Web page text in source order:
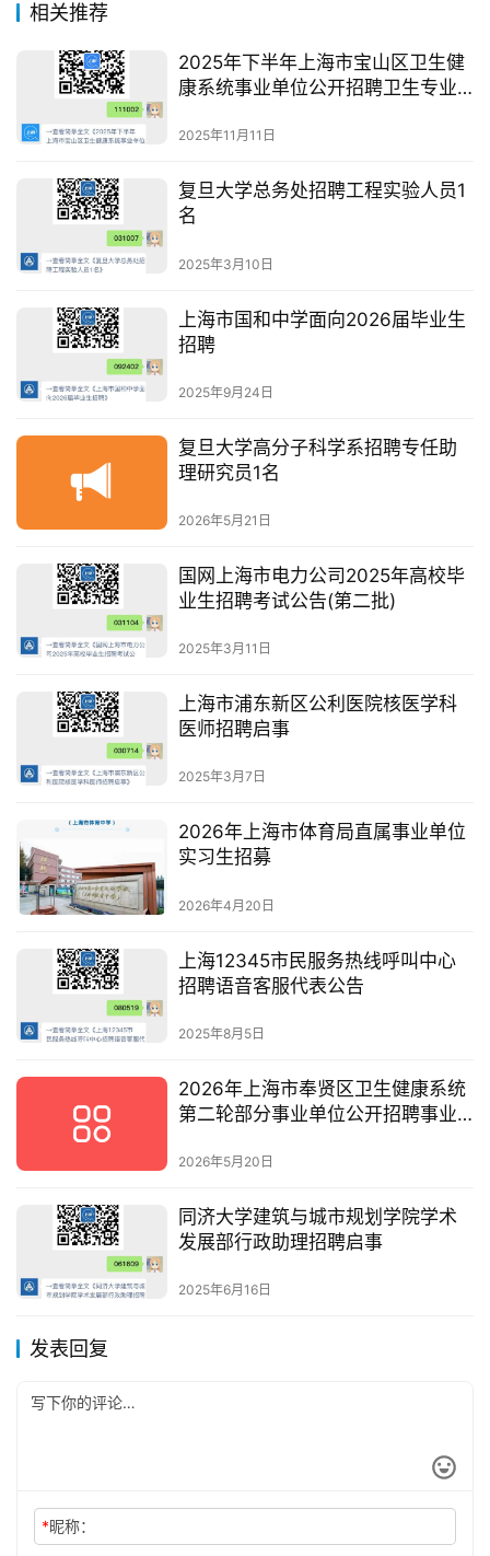
相关推荐
2025年下半年上海市宝山区卫生健
康系统事业单位公开招聘卫生专业
2025年11月11日
复旦大学总务处招聘工程实验人员1
名
2025年3月10日
上海市国和中学面向2026届毕业生
招聘
2025年9月24日
复旦大学高分子科学系招聘专任助
理研究员1名
2026年5月21日
国网上海市电力公司2025年高校毕
业生招聘考试公告(第二批)
2025年3月11日
上海市浦东新区公利医院核医学科
医师招聘启事
2025年3月7日
2026年上海市体育局直属事业单位
实习生招募
2026年4月20日
上海12345市民服务热线呼叫中心
招聘语音客服代表公告
2025年8月5日
2026年上海市奉贤区卫生健康系统
第二轮部分事业单位公开招聘事业
2026年5月20日
同济大学建筑与城市规划学院学术
发展部行政助理招聘启事
2025年6月16日
发表回复
*昵称：